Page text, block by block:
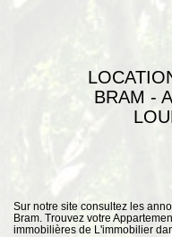
BRAM -
Sur notre site consultez les
Bram. Trouvez votre
immobilières de L'immobilier